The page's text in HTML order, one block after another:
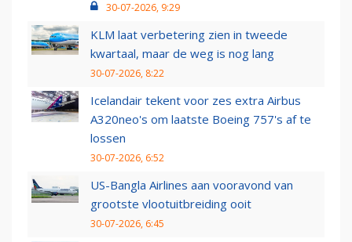
30-07-2026, 9:29
KLM laat verbetering zien in tweede
kwartaal, maar de weg is nog lang
30-07-2026, 8:22
Icelandair tekent voor zes extra Airbus
A320neo's om laatste Boeing 757's af te
lossen
30-07-2026, 6:52
US-Bangla Airlines aan vooravond van
grootste vlootuitbreiding ooit
30-07-2026, 6:45